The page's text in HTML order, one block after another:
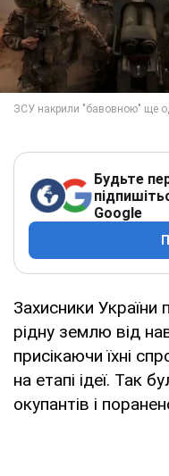
Будьте
Google
Захисники
рідну землю від
присікаючи їхні
на етапі ідеї. Так
окупантів і